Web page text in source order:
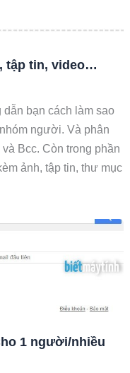
tập tin, video…
bạn cách làm sao
người. Và phân
Bcc. Còn trong phần
ảnh, tập tin, thư mục
1 người/nhiều